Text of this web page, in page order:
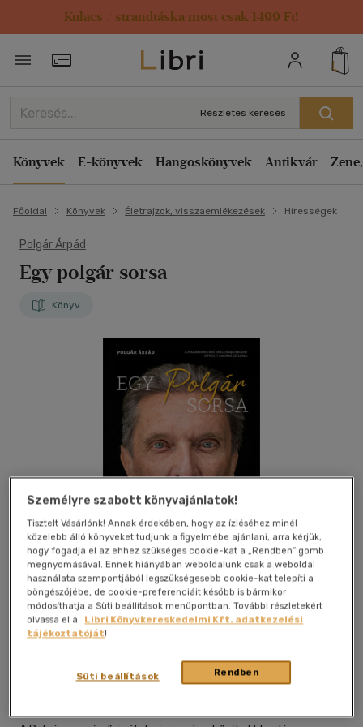
Kulacs / strandtáska most csak 1499 Ft!
Törzsvásárlói Kártya adatai
Részletes keresés
Könyvek E-könyvek Hangoskönyvek Antikvár
Főoldal Könyvek Életrajzok, visszaemlékezések Hírességek
Polgár Árpád
Egy polgár sorsa
Könyv
Kívánságlistához adom Megosztom
Boook Kiadó Kft|2022|magyar nyelvű|cérnafűzött,
Személyre szabott könyvajánlatok!
Tisztelt Vásárlónk! Annak érdekében, hogy az ízléséhez minél
közelebb álló könyveket tudjunk a figyelmébe ajánlani, arra kérjük,
hogy fogadja el az ehhez szükséges cookie-kat a „Rendben” gomb
megnyomásával. Ennek hiányában weboldalunk csak a weboldal
használata szempontjából legszükségesebb cookie-kat telepíti a
böngészőjébe, de cookie-preferenciáit később is bármikor
módosíthatja a Süti beállítások menüpontban. További részletekért
olvassa el a
Libri Könyvkereskedelmi Kft. adatkezelési
tájékoztatóját!
Rendben
Süti beállítások